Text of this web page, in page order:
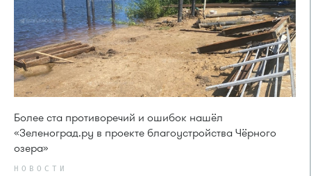
Более ста противоречий и ошибок нашёл
«Зеленоград.ру в проекте благоустройства Чёрного
озера»
НОВОСТИ